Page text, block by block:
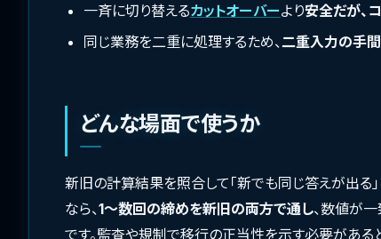
一斉に切り替えるカットオーバーより安全だが、
同じ業務を二重に処理するため、二重入力の手
どんな場面で使うか
新旧の計算結果を照合して「新でも同じ答えが出る
なら、1〜数回の締めを新旧の両方で通し、数値が
です。監査や規制で移行の正当性を示す必要がある